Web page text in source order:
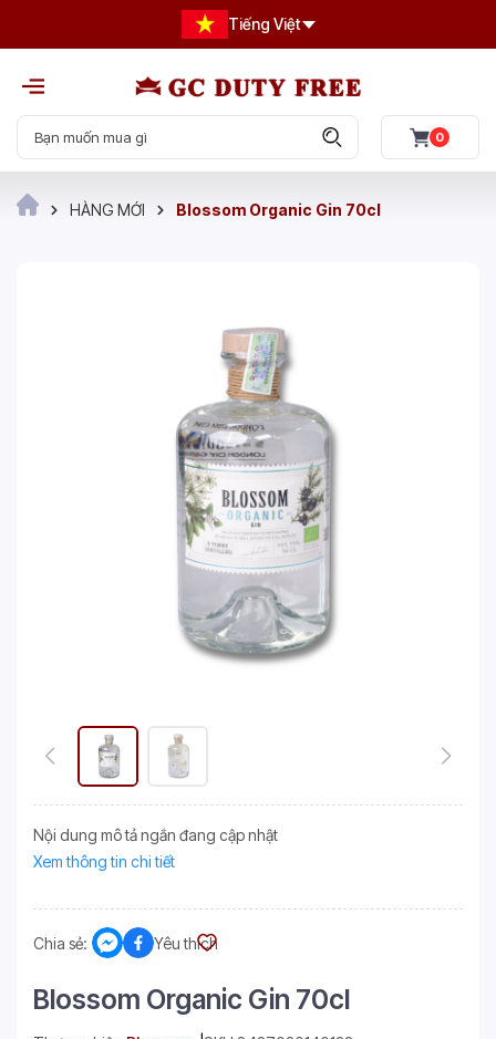
Tiếng Việt
0
HÀNG MỚI Blossom Organic Gin 70cl
Nội dung mô tả ngắn đang cập nhật
Xem thông tin chi tiết
Chia sẻ: Yêu thích
Blossom Organic Gin 70cl